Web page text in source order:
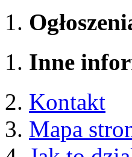
Inne
Kontakt
Mapa